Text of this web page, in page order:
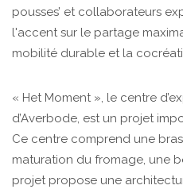
pousses’ et collaborateurs
l'accent sur le partage
mobilité durable et la
« Het Moment », le centre
d’Averbode, est un projet
Ce centre comprend une
maturation du fromage, une
projet propose une